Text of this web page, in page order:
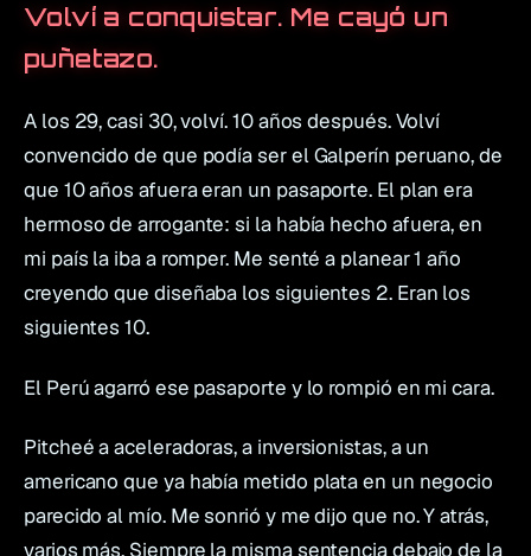
Volví a conquistar. Me cayó un
puñetazo.
A los 29, casi 30, volví. 10 años después. Volví
convencido de que podía ser el Galperín peruano, de
que 10 años afuera eran un pasaporte. El plan era
hermoso de arrogante: si la había hecho afuera, en
mi país la iba a romper. Me senté a planear 1 año
creyendo que diseñaba los siguientes 2. Eran los
siguientes 10.
El Perú agarró ese pasaporte y lo rompió en mi cara.
Pitcheé a aceleradoras, a inversionistas, a un
americano que ya había metido plata en un negocio
parecido al mío. Me sonrió y me dijo que no. Y atrás,
varios más. Siempre la misma sentencia debajo de la